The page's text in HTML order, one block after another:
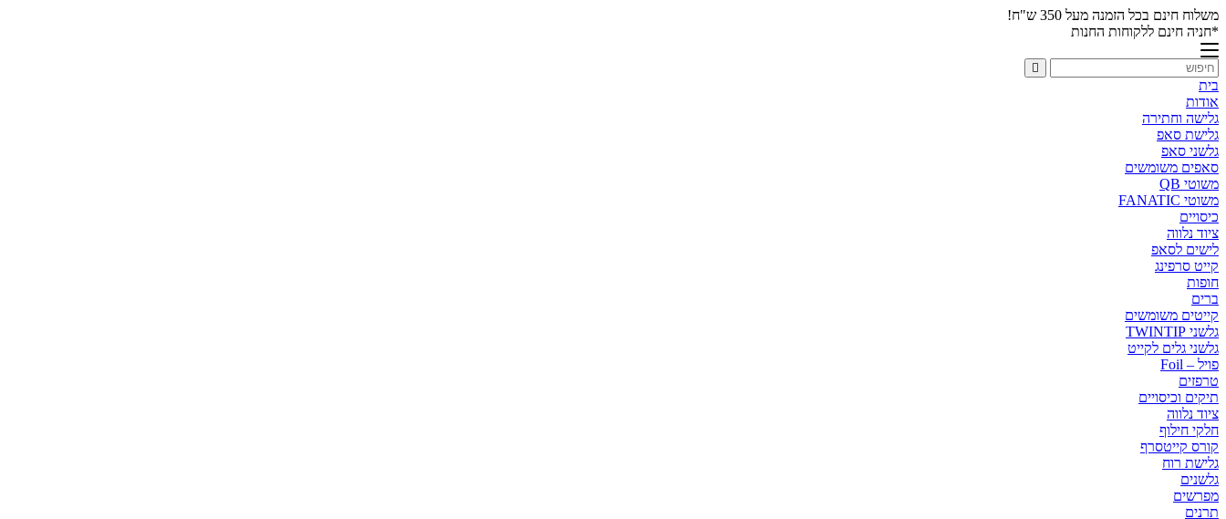
משלוח חינם בכל הזמנה מעל 350 ש"ח!
*חניה חינם ללקוחות החנות
בית
אודות
גלישה וחתירה
גלישת סאפ
גלשני סאפ
סאפים משומשים
משוטי QB
משוטי FANATIC
כיסויים
ציוד נלווה
לישים לסאפ
קייט סרפינג
חופות
ברים
קייטים משומשים
גלשני TWINTIP
גלשני גלים לקייט
פויל – Foil
טרפזים
תיקים וכיסויים
ציוד נלווה
חלקי חילוף
קורס קייטסרף
גלישת רוח
גלשנים
מפרשים
תרנים